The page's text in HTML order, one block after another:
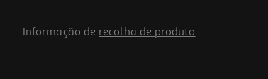
Informação de recolha de produto.